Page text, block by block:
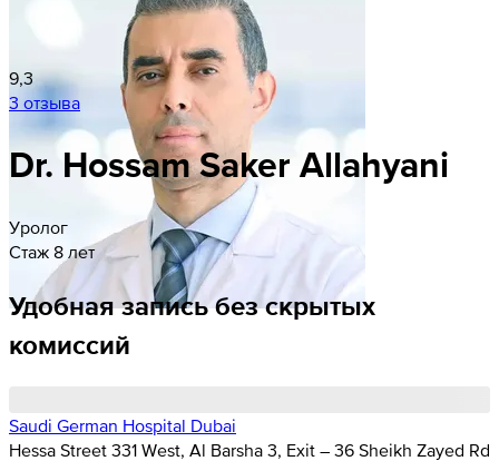
9,3
3 отзыва
Dr. Hossam Saker Allahyani
Уролог
Стаж 8 лет
Удобная запись без скрытых
комиссий
Saudi German Hospital Dubai
Hessa Street 331 West, Al Barsha 3, Exit – 36 Sheikh Zayed Rd